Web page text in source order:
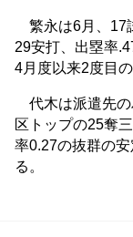
繁永は6月、17
29安打、出塁率
4月度以来2度目
代木は派遣先の
区トップの25奪
率0.27の抜群の
る。